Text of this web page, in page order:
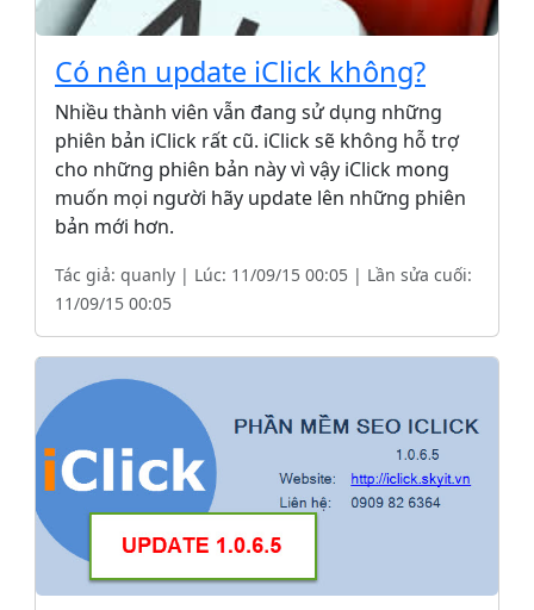
Có nên update iClick không?
Nhiều thành viên vẫn đang sử dụng những
phiên bản iClick rất cũ. iClick sẽ không hỗ trợ
cho những phiên bản này vì vậy iClick mong
muốn mọi người hãy update lên những phiên
bản mới hơn.
Tác giả: quanly | Lúc: 11/09/15 00:05 | Lần sửa cuối:
11/09/15 00:05